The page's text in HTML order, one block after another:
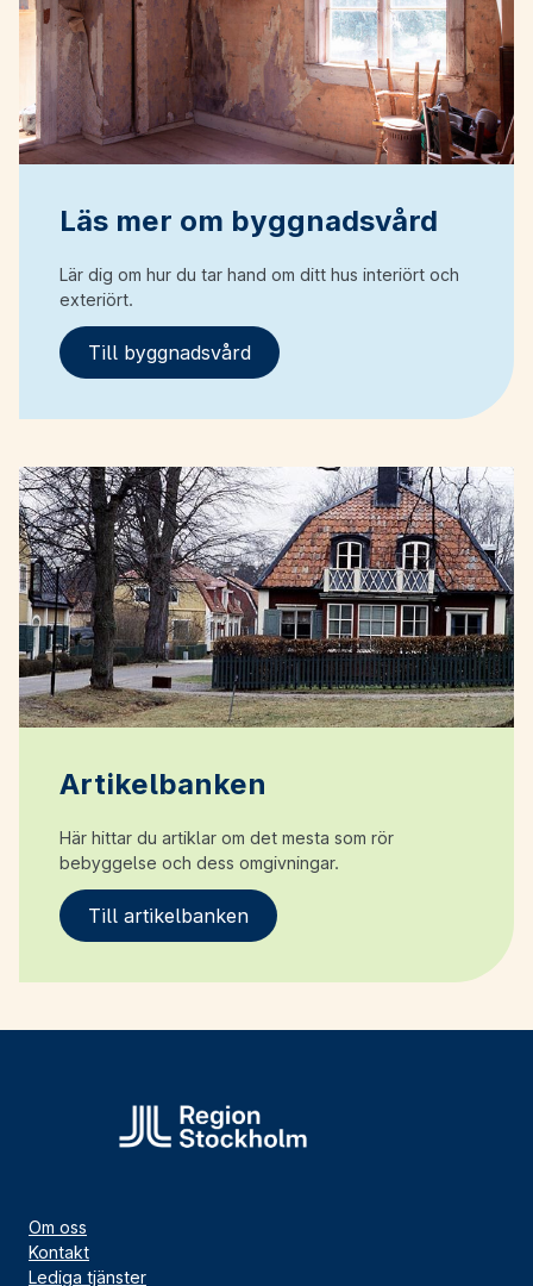
Läs mer om byggnadsvård
Lär dig om hur du tar hand om ditt hus interiört och
exteriört.
Till byggnadsvård
Artikelbanken
Här hittar du artiklar om det mesta som rör
bebyggelse och dess omgivningar.
Till artikelbanken
Om oss
Kontakt
Lediga tjänster